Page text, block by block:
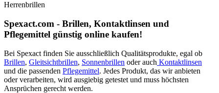
Herrenbrillen
Spexact.com - Brillen, Kontaktlinsen und
Pflegemittel günstig online kaufen!
Bei Spexact finden Sie ausschließlich Qualitätsprodukte, egal ob
Brillen, Gleitsichtbrillen, Sonnenbrillen oder auch Kontaktlinsen
und die passenden Pflegemittel. Jedes Produkt, das wir anbieten
oder verarbeiten, wird ausgiebig getestet und muss höchsten
Ansprüchen gerecht werden.